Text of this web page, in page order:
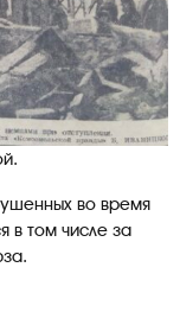
во время
в том числе за